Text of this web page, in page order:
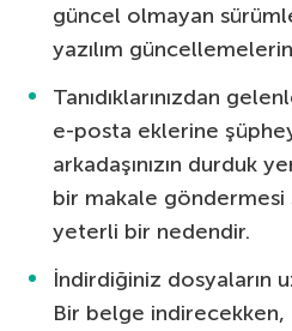
güncel olmayan
yazılım
Tanıdıklarınızdan
e-posta eklerine
arkadaşınızın durduk
bir makale göndermesi
yeterli bir nedendir.
İndirdiğiniz dosyaların
Bir belge indirecekken,